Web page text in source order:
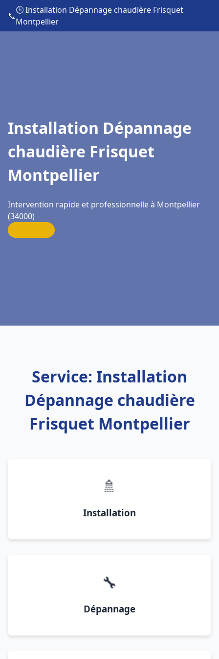
📞
🕒 Installation Dépannage chaudière Frisquet
Montpellier
Installation Dépannage
chaudière Frisquet
Montpellier
Intervention rapide et professionnelle à Montpellier
(34000)
Service: Installation
Dépannage chaudière
Frisquet Montpellier
🚿
Installation
🔧
Dépannage